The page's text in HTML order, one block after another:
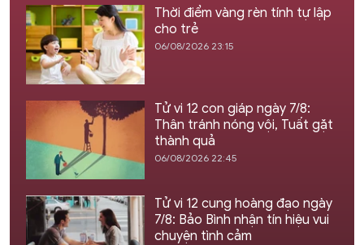
Thời điểm vàng rèn tính tự lập
cho trẻ
06/08/2026 23:15
Tử vi 12 con giáp ngày 7/8:
Thân tránh nóng vội, Tuất gặt
thành quả
06/08/2026 22:45
Tử vi 12 cung hoàng đạo ngày
7/8: Bảo Bình nhận tín hiệu vui
chuyện tình cảm